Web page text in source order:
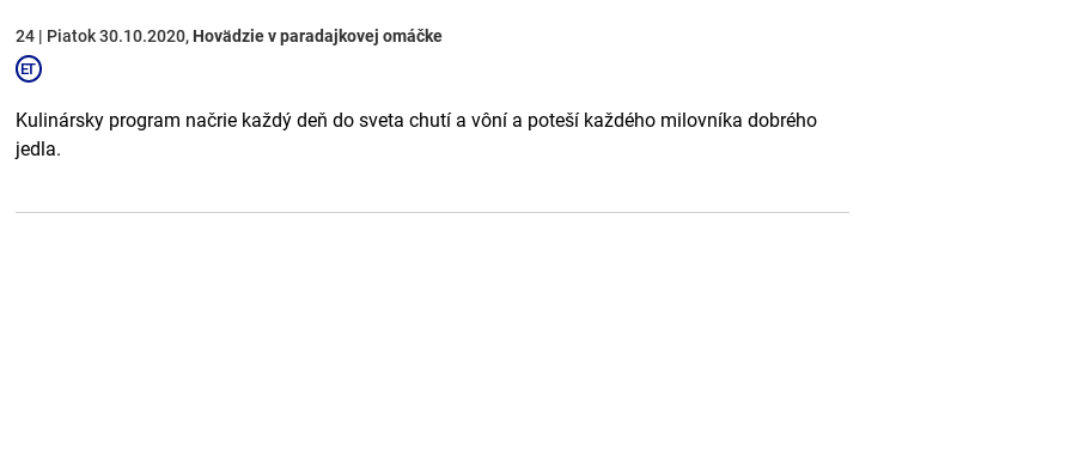
24 | Piatok 30.10.2020, Hovädzie v paradajkovej omáčke
Kulinársky program načrie každý deň do sveta chutí a vôní a poteší každého milovníka dobrého
jedla.